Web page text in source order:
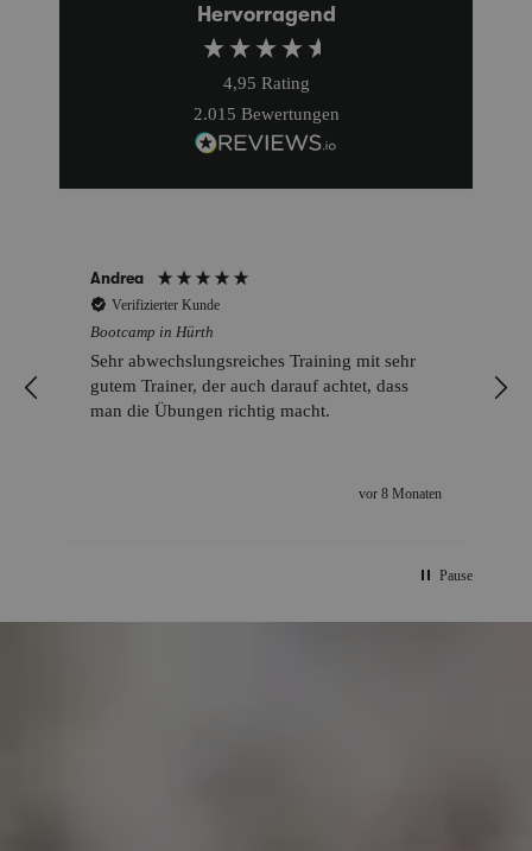
Hervorragend
4,95 Rating
2.015 Bewertungen
Andrea
Verifizierter Kunde
Bootcamp in Hürth
Sehr abwechslungsreiches Training mit sehr
gutem Trainer, der auch darauf achtet, dass
man die Übungen richtig macht.
vor 8 Monaten
Pause